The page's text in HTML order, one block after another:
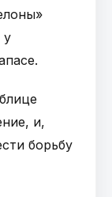
у
и,
борьбу